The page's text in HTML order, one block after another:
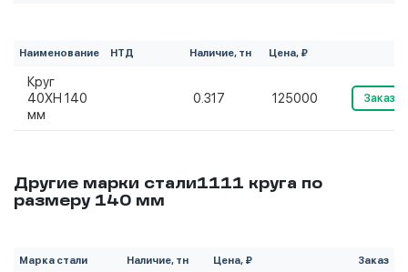
Наименование НТД Наличие, тн Цена, ₽
Круг
40ХН 140
мм
0.317 125000
Другие марки стали1111 круга по
размеру 140 мм
Марка стали Наличие, тн Цена, ₽ Заказ